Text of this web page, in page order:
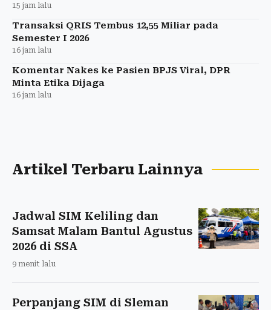
15 jam lalu
Transaksi QRIS Tembus 12,55 Miliar pada
Semester I 2026
16 jam lalu
Komentar Nakes ke Pasien BPJS Viral, DPR
Minta Etika Dijaga
16 jam lalu
Artikel Terbaru Lainnya
Jadwal SIM Keliling dan
Samsat Malam Bantul Agustus
2026 di SSA
9 menit lalu
Perpanjang SIM di Sleman